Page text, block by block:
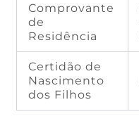
Comprovante
de
Residência
Certidão de
Nascimento
dos Filhos